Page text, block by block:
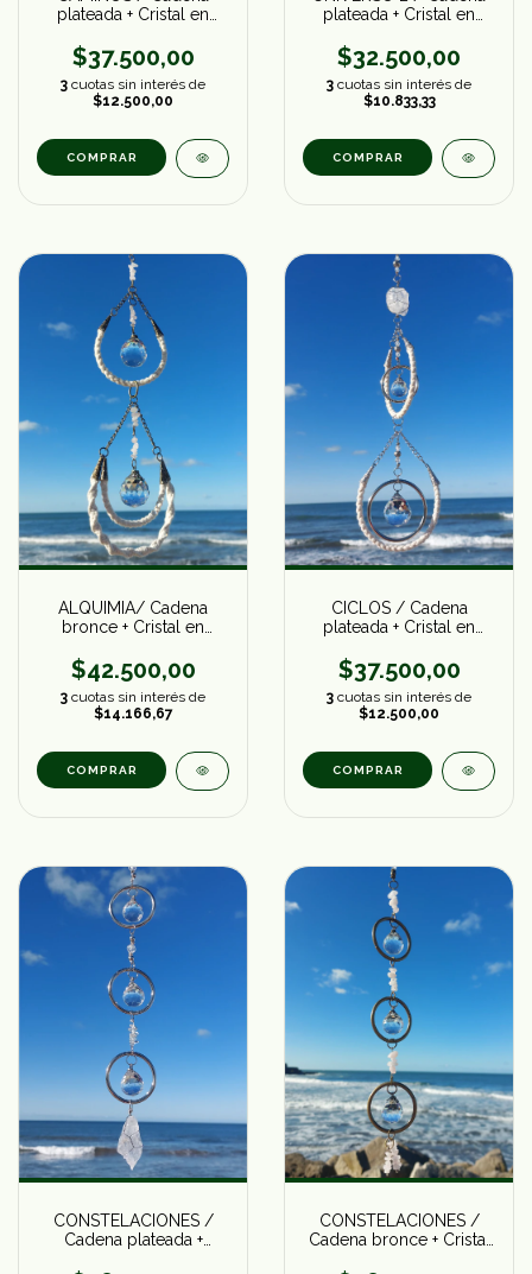
plateada + Cristal en
$37.500,00
3 cuotas sin interés de
$12.500,00
COMPRAR
plateada + Cristal en
$32.500,00
3 cuotas sin interés de
$10.833,33
COMPRAR
ALQUIMIA/ Cadena
bronce + Cristal en
$42.500,00
3 cuotas sin interés de
$14.166,67
COMPRAR
CICLOS / Cadena
plateada + Cristal en
$37.500,00
3 cuotas sin interés de
$12.500,00
COMPRAR
CONSTELACIONES /
Cadena plateada +
CONSTELACIONES /
Cadena bronce + Cristal